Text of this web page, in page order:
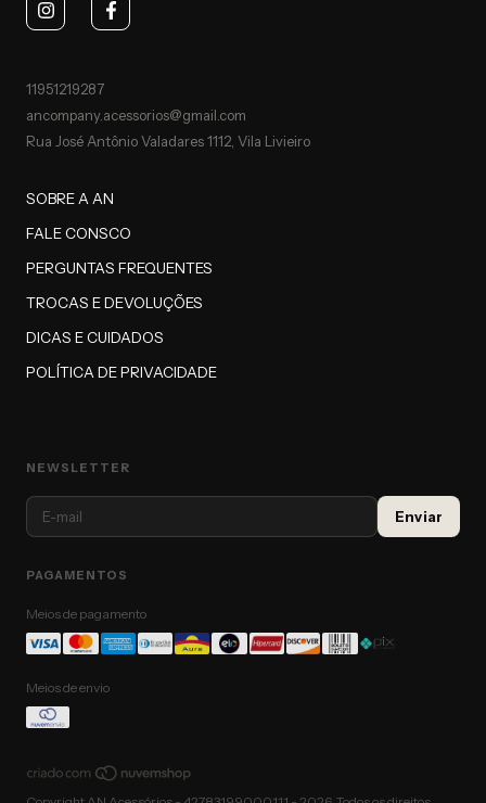
11951219287
ancompany.acessorios@gmail.com
Rua José Antônio Valadares 1112, Vila Livieiro
SOBRE A AN
FALE CONSCO
PERGUNTAS FREQUENTES
TROCAS E DEVOLUÇÕES
DICAS E CUIDADOS
POLÍTICA DE PRIVACIDADE
NEWSLETTER
PAGAMENTOS
Meios de pagamento
Meios de envio